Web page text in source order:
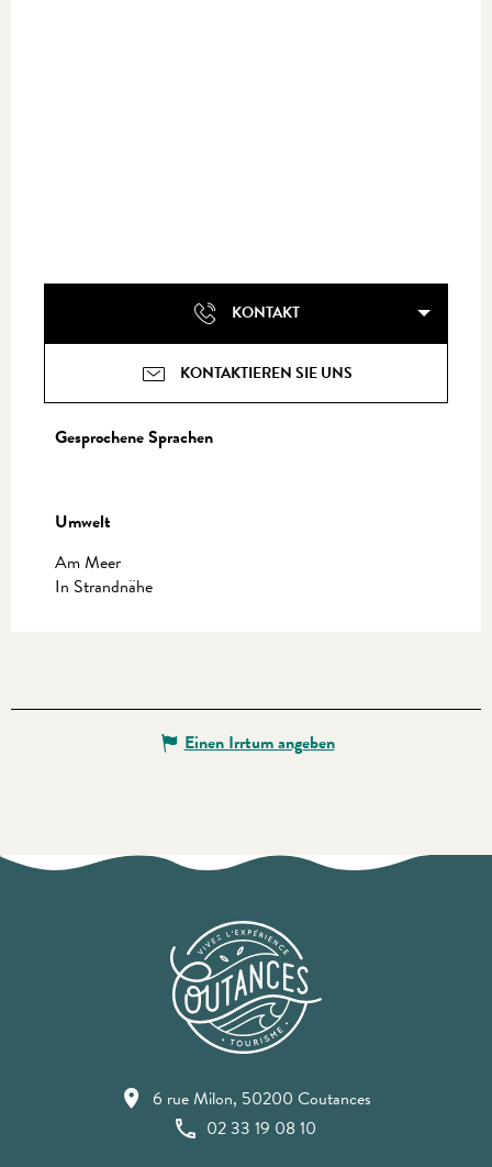
KONTAKT
KONTAKTIEREN SIE UNS
Gesprochene Sprachen
Gesprochene Sprachen
Umwelt
Umwelt
Am Meer
In Strandnähe
Einen Irrtum angeben
6 rue Milon, 50200 Coutances
02 33 19 08 10